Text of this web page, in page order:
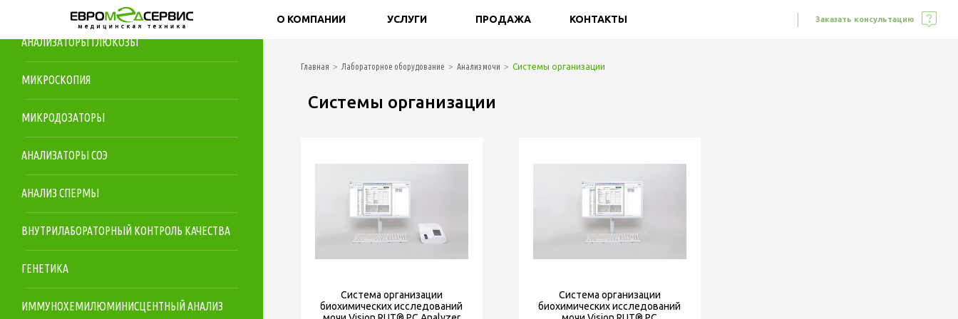
Заказать консультацию
О КОМПАНИИ УСЛУГИ ПРОДАЖА КОНТАКТЫ
АНАЛИЗАТОРЫ ГЛЮКОЗЫ
МИКРОСКОПИЯ
МИКРОДОЗАТОРЫ
АНАЛИЗАТОРЫ СОЭ
АНАЛИЗ СПЕРМЫ
ВНУТРИЛАБОРАТОРНЫЙ КОНТРОЛЬ КАЧЕСТВА
ГЕНЕТИКА
ИММУНОХЕМИЛЮМИНИСЦЕНТНЫЙ АНАЛИЗ
Главная Лабораторное оборудование Анализ мочи Системы организации
Системы организации
Система организации
биохимических исследований
Система организации
биохимических исследований